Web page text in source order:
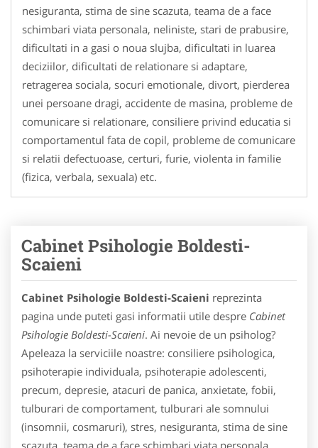
nesiguranta, stima de sine scazuta, teama de a face
schimbari viata personala, neliniste, stari de prabusire,
dificultati in a gasi o noua slujba, dificultati in luarea
deciziilor, dificultati de relationare si adaptare,
retragerea sociala, socuri emotionale, divort, pierderea
unei persoane dragi, accidente de masina, probleme de
comunicare si relationare, consiliere privind educatia si
comportamentul fata de copil, probleme de comunicare
si relatii defectuoase, certuri, furie, violenta in familie
(fizica, verbala, sexuala) etc.
Cabinet Psihologie Boldesti-
Scaieni
Cabinet Psihologie Boldesti-Scaieni reprezinta
pagina unde puteti gasi informatii utile despre Cabinet
Psihologie Boldesti-Scaieni. Ai nevoie de un psiholog?
Apeleaza la serviciile noastre: consiliere psihologica,
psihoterapie individuala, psihoterapie adolescenti,
precum, depresie, atacuri de panica, anxietate, fobii,
tulburari de comportament, tulburari ale somnului
(insomnii, cosmaruri), stres, nesiguranta, stima de sine
scazuta, teama de a face schimbari viata personala,